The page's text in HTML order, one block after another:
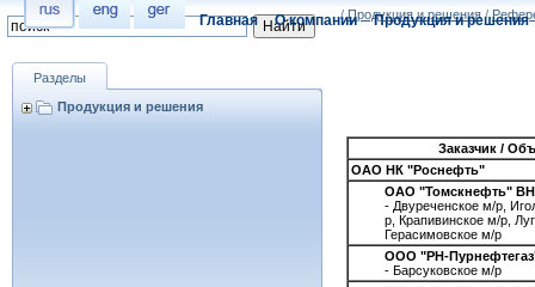
Главная О компании Продукция и решения
Разделы
Продукция и решения
/Продукция и решения/
Заказчик /
ОАО НК "Роснефть"
ОАО "Томскнефть"
- Двуреченское м/р,
р, Крапивинское м/р,
Герасимовское м/р
ООО "РН-
- Барсуковское м/р